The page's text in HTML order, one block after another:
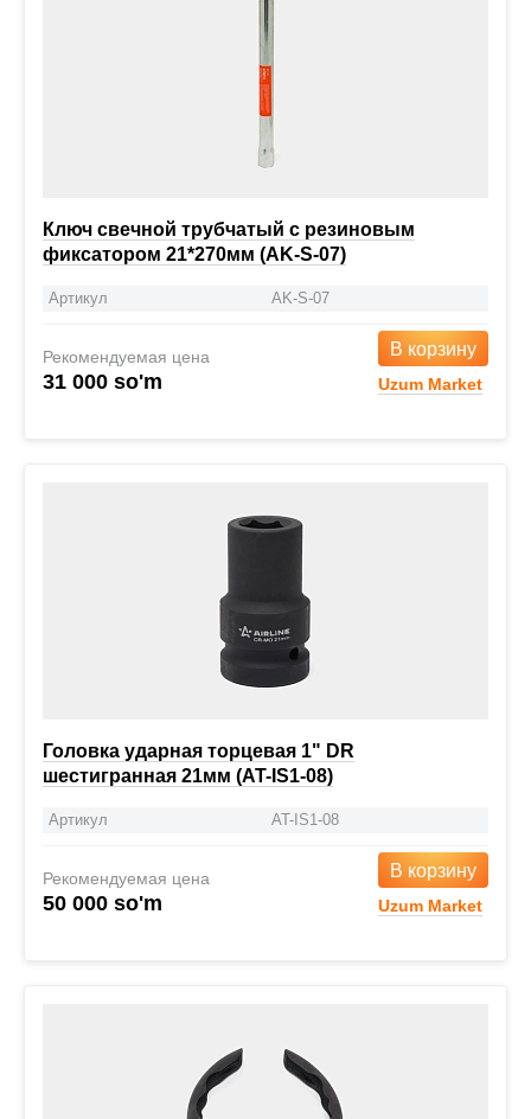
Ключ свечной трубчатый с резиновым
фиксатором 21*270мм (AK-S-07)
Артикул AK-S-07
Рекомендуемая цена
31 000 so'm
В корзину
Uzum Market
Головка ударная торцевая 1" DR
шестигранная 21мм (AT-IS1-08)
Артикул AT-IS1-08
Рекомендуемая цена
50 000 so'm
В корзину
Uzum Market